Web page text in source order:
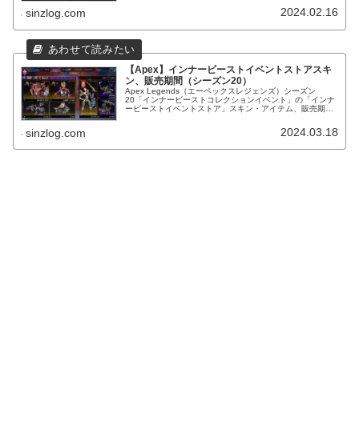
sinzlog.com 2024.02.16
【Apex】インナービーストイベントストアスキ
ン、販売期間（シーズン20）
Apex Legends（エーペックスレジェンズ）シーズン
20「インナービーストコレクションイベント」の「インナ
ービーストイベントストア」スキン・アイテム、販売期
sinzlog.com 2024.03.18